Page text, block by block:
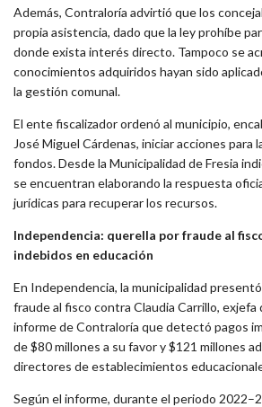
Además, Contraloría advirtió que los
propia asistencia, dado que la ley prohíbe
donde exista interés directo. Tampoco se
conocimientos adquiridos hayan sido
la gestión comunal.
El ente fiscalizador ordenó al municipio,
José Miguel Cárdenas, iniciar acciones para
fondos. Desde la Municipalidad de Fresia
se encuentran elaborando la respuesta
jurídicas para recuperar los recursos.
Independencia: querella por fraude al
indebidos en educación
En Independencia, la municipalidad
fraude al fisco contra Claudia Carrillo, exjefa
informe de Contraloría que detectó pagos
de $80 millones a su favor y$121 millones
directores de establecimientos
Según el informe, durante el periodo